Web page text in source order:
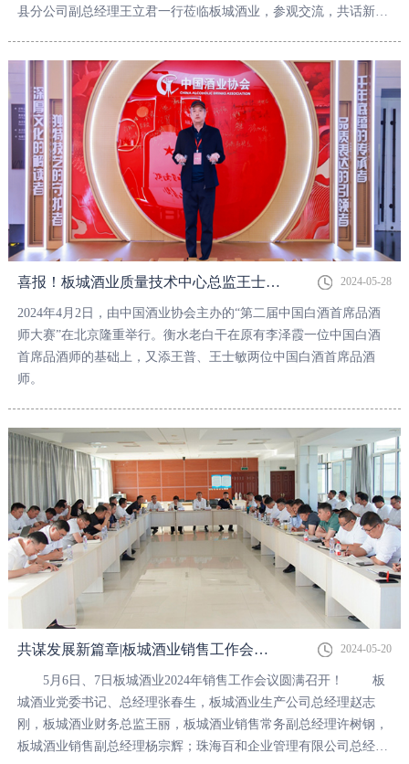
县分公司副总经理王立君一行莅临板城酒业，参观交流，共话新未
喜报！板城酒业质量技术中心总监王士敏成功入选中国白酒首席品酒师！ 2024-05-28
2024年4月2日，由中国酒业协会主办的“第二届中国白酒首席品酒
师大赛”在北京隆重举行。衡水老白干在原有李泽霞一位中国白酒
首席品酒师的基础上，又添王普、王士敏两位中国白酒首席品酒
师。
共谋发展新篇章|板城酒业销售工作会议圆满召开！ 2024-05-20
5月6日、7日板城酒业2024年销售工作会议圆满召开！ 板
城酒业党委书记、总经理张春生，板城酒业生产公司总经理赵志
刚，板城酒业财务总监王丽，板城酒业销售常务副总经理许树钢，
板城酒业销售副总经理杨宗辉；珠海百和企业管理有限公司总经理